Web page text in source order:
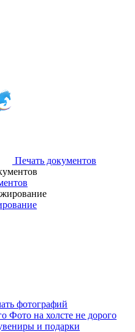
Печать документов
фотографий
Фото на холсте не дорого
и подарки